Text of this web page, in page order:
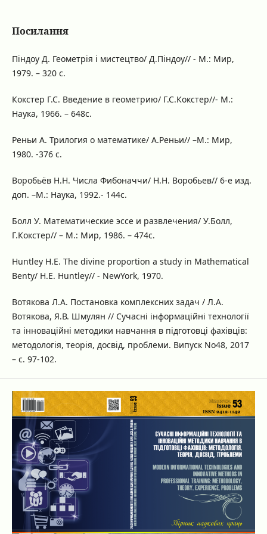
Посилання
Піндоу Д. Геометрія і мистецтво/ Д.Піндоу// - М.: Мир,
1979. – 320 с.
Кокстер Г.С. Введение в геометрию/ Г.С.Кокстер//- М.:
Наука, 1966. – 648с.
Реньи А. Трилогия о математике/ А.Реньи// –М.: Мир,
1980. -376 c.
Воробьёв Н.Н. Числа Фибоначчи/ Н.Н. Воробьев// 6-е изд.
доп. –М.: Наука, 1992.- 144с.
Болл У. Математические эссе и развлечения/ У.Болл,
Г.Кокстер// – М.: Мир, 1986. – 474с.
Huntley H.E. The divine proportion а study in Mathematical
Benty/ H.E. Huntley// - NewYork, 1970.
Вотякова Л.А. Постановка комплексних задач / Л.А.
Вотякова, Я.В. Шмулян // Сучасні інформаційні технології
та інноваційні методики навчання в підготовці фахівців:
методологія, теорія, досвід, проблеми. Випуск No48, 2017
– с. 97-102.